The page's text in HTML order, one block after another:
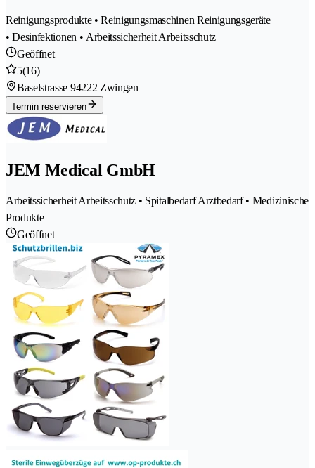
Reinigungsprodukte • Reinigungsmaschinen Reinigungsgeräte
• Desinfektionen • Arbeitssicherheit Arbeitsschutz
Geöffnet
5(16)
Baselstrasse 94222 Zwingen
Termin reservieren
JEM Medical GmbH
Arbeitssicherheit Arbeitsschutz • Spitalbedarf Arztbedarf • Medizinische
Produkte
Geöffnet